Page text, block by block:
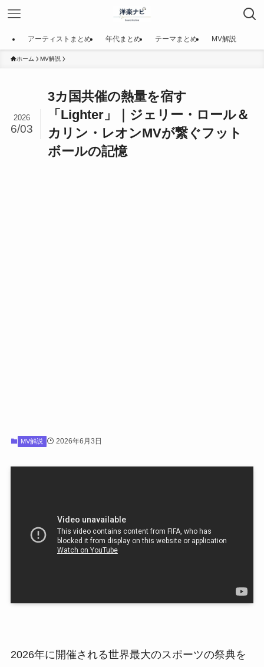
アーティストまとめ 年代まとめ テーマまとめ MV解説
ホーム MV解説
3カ国共催の熱量を宿す
「Lighter」｜ジェリー・ロール＆
カリン・レオンMVが繋ぐフット
ボールの記憶
2026
6/03
MV解説 2026年6月3日
2026年に開催される世界最大のスポーツの祭典を